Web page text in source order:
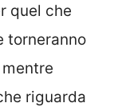
quel che
torneranno
riguarda